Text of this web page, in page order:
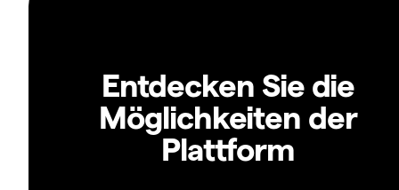
Entdecken Sie die
Möglichkeiten der
Plattform